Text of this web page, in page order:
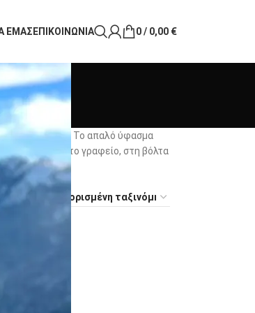
ΕΜΑΣ ΕΠΙΚΟΙΝΩΝΙΑ 0/ 0,00 €
κομψότητα. Το απαλό ύφασμα
Φόρεσέ τα στο γραφείο, στη βόλτα